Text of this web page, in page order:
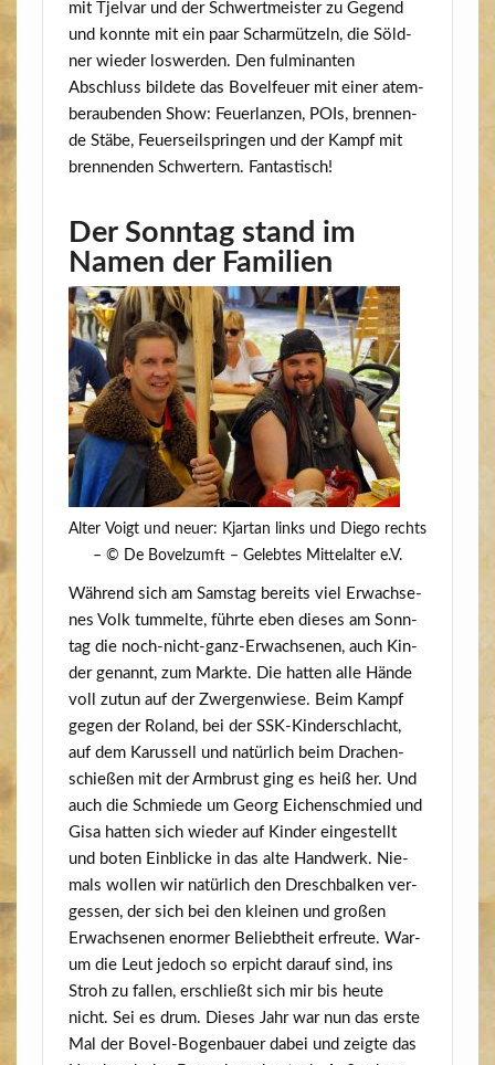
mit Tjel­var und der Schwert­meis­ter zu Gegend
und konn­te mit ein paar Schar­müt­zeln, die Söld­
ner wie­der los­wer­den. Den ful­mi­nan­ten
Abschluss bil­de­te das Bovel­feu­er mit einer atem­
be­rau­ben­den Show: Feu­er­lan­zen, POIs, bren­nen­
de Stä­be, Feu­er­seil­sprin­gen und der Kampf mit
bren­nen­den Schwer­tern. Fantastisch!
Der Sonntag stand im
Namen der Familien
Alter Voigt und neu­er: Kjar­tan links und Die­go rechts
– © De Bovelzumft – Geleb­tes Mit­tel­al­ter e.V.
Wäh­rend sich am Sams­tag bereits viel Erwach­se­
nes Volk tum­mel­te, führ­te eben die­ses am Sonn­
tag die noch-nicht-ganz-Erwach­se­nen, auch Kin­
der genannt, zum Mark­te. Die hat­ten alle Hän­de
voll zutun auf der Zwer­gen­wie­se. Beim Kampf
gegen der Roland, bei der SSK-Kin­der­schlacht,
auf dem Karus­sell und natür­lich beim Dra­chen­
schie­ßen mit der Arm­brust ging es heiß her. Und
auch die Schmie­de um Georg Eichen­schmied und
Gisa hat­ten sich wie­der auf Kin­der ein­ge­stellt
und boten Ein­bli­cke in das alte Hand­werk. Nie­
mals wol­len wir natür­lich den Dresch­bal­ken ver­
ges­sen, der sich bei den klei­nen und gro­ßen
Erwach­se­nen enor­mer Beliebt­heit erfreu­te. War­
um die Leut jedoch so erpicht dar­auf sind, ins
Stroh zu fal­len, erschließt sich mir bis heu­te
nicht. Sei es drum. Die­ses Jahr war nun das ers­te
Mal der Bovel-Bogen­bau­er dabei und zeig­te das